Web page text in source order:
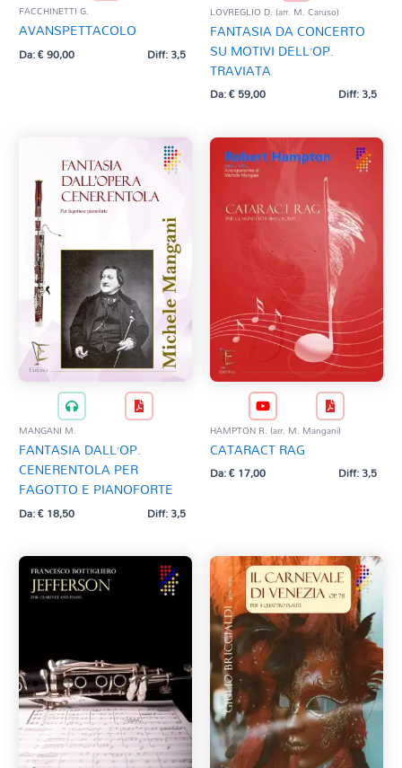
FACCHINETTI G.
AVANSPETTACOLO
Da:€90,00 Diff: 3,5
LOVREGLIO D. (arr. M. Caruso)
FANTASIA DA CONCERTO
SU MOTIVI DELL’OP.
TRAVIATA
Da:€59,00 Diff: 3,5
MANGANI M.
FANTASIA DALL’OP.
CENERENTOLA PER
FAGOTTO E PIANOFORTE
Da:€18,50 Diff: 3,5
HAMPTON R. (arr. M. Mangani)
CATARACT RAG
Da:€17,00 Diff: 3,5